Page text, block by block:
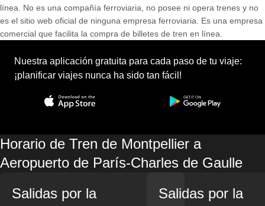
línea. No es una compañía ferroviaria, no posee ni opera trenes y no
es el sitio web oficial de ninguna empresa ferroviaria. Es una empresa
comercial que facilita la compra de billetes de tren en línea.
Nuestra aplicación gratuita para cada paso de tu viaje:
¡planificar viajes nunca ha sido tan fácil!
Horario de Tren de Montpellier a
Aeropuerto de París-Charles de Gaulle
Salidas por la
Salidas por la